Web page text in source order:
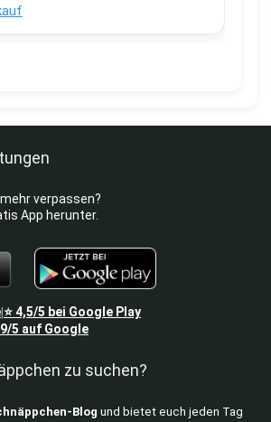
verpassen?
App herunter.
⭐4,5/5 bei Google Play
5 auf Google
zu suchen?
Blog und bietet euch jeden Tag